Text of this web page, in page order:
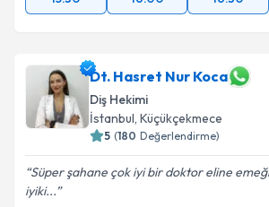
Dt. Hasret Nur Koca
Diş Hekimi
İstanbul, Küçükçekmece
5 (180 Değerlendirme)
Süper şahane çok iyi bir doktor eline
iyiki...